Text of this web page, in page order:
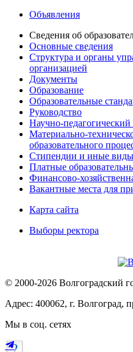
Объявления
Сведения об
Основные сведения
Структура и органы
организацией
Документы
Образование
Образовательные
Руководство
Научно-педагогический
Материально-
образовательного
Стипендии и иные
Платные
Финансово-
Вакантные места для
Карта сайта
Выборы ректора
© 2000-2026 Волгоградский
Адрес: 400062, г. Волгоград,
Мы в соц. сетях